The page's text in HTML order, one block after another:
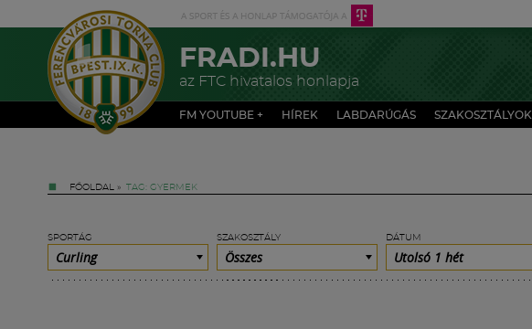
FRADI.HU
az FTC hivatalos honlapja
FM YOUTUBE + HÍREK LABDARÚGÁS SZAKOSZTÁLYOK
FŐOLDAL » TAG: GYERMEK
SPORTÁG
Curling
SZAKOSZTÁLY
Összes
DÁTUM
Utolsó 1 hét